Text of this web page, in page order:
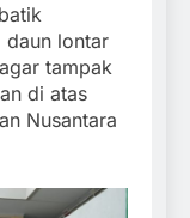
daun lontar
tampak
di atas
Nusantara